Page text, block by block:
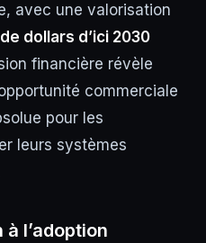
avec une valorisation
dollars d’ici 2030
financière révèle
commerciale
pour les
leurs systèmes
à l’adoption